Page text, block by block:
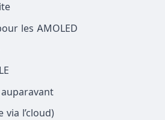
les AMOLED
l’cloud)